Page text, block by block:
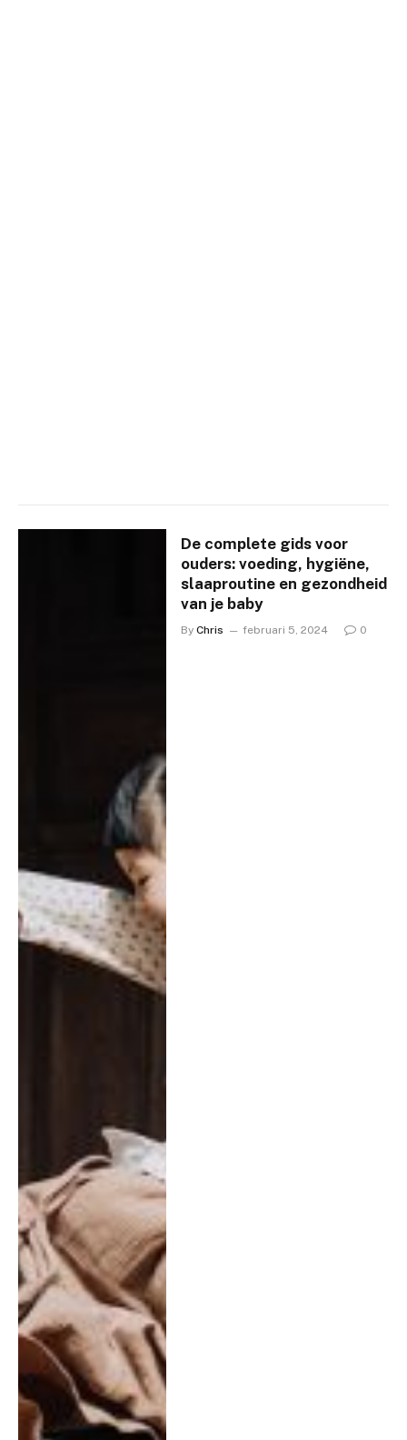
De complete gids voor
ouders: voeding, hygiëne,
slaaproutine en gezondheid
van je baby
By Chris februari 5, 2024 0